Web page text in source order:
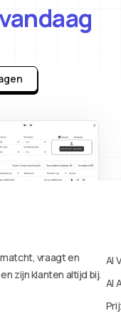
vraagt en
zijn klanten altijd bij.
AI
AI